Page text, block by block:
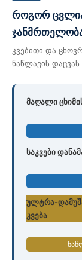
როგორ
კვებითი და
ნაწლავის
მაღალი
საკვები
ულტრა-
კვება